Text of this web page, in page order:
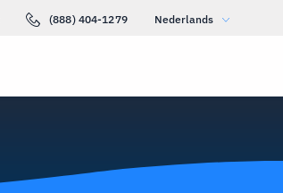
(888) 404-1279 Nederlands